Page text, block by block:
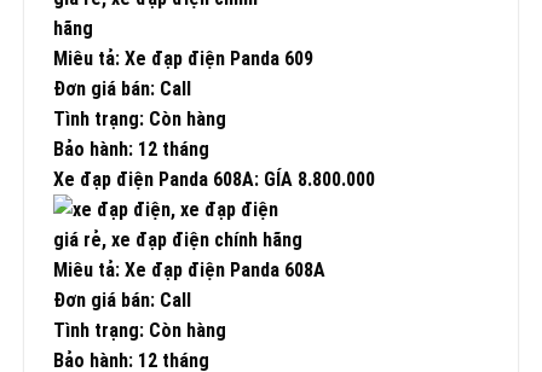
Miêu tả: Xe đạp điện Panda 609
Đơn giá bán: Call
Tình trạng: Còn hàng
Bảo hành: 12 tháng
Xe đạp điện Panda 608A: GÍA 8.800.000
Miêu tả: Xe đạp điện Panda 608A
Đơn giá bán: Call
Tình trạng: Còn hàng
Bảo hành: 12 tháng